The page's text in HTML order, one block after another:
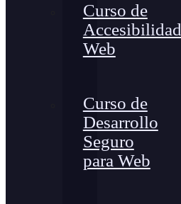
Curso de
Accesibilidad
Web
Curso de
Desarrollo
Seguro
para Web